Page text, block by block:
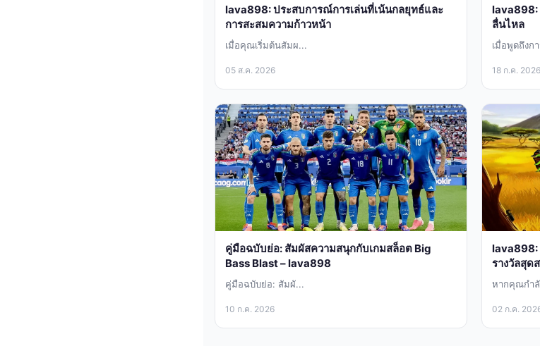
lava898: ประสบการณ์การเล่นที่เน้นกลยุทธ์และ
การสะสมความก้าวหน้า
เมื่อคุณเริ่มต้นสัมผ...
05 ส.ค. 2026
lava898:
ลื่นไหล
เมื่อพูดถึงก
18 ก.ค. 2026
คู่มือฉบับย่อ: สัมผัสความสนุกกับเกมสล็อต Big
Bass Blast – lava898
คู่มือฉบับย่อ: สัมผั...
10 ก.ค. 2026
lava898:
รางวัลสุด
หากคุณกำลั
02 ก.ค.